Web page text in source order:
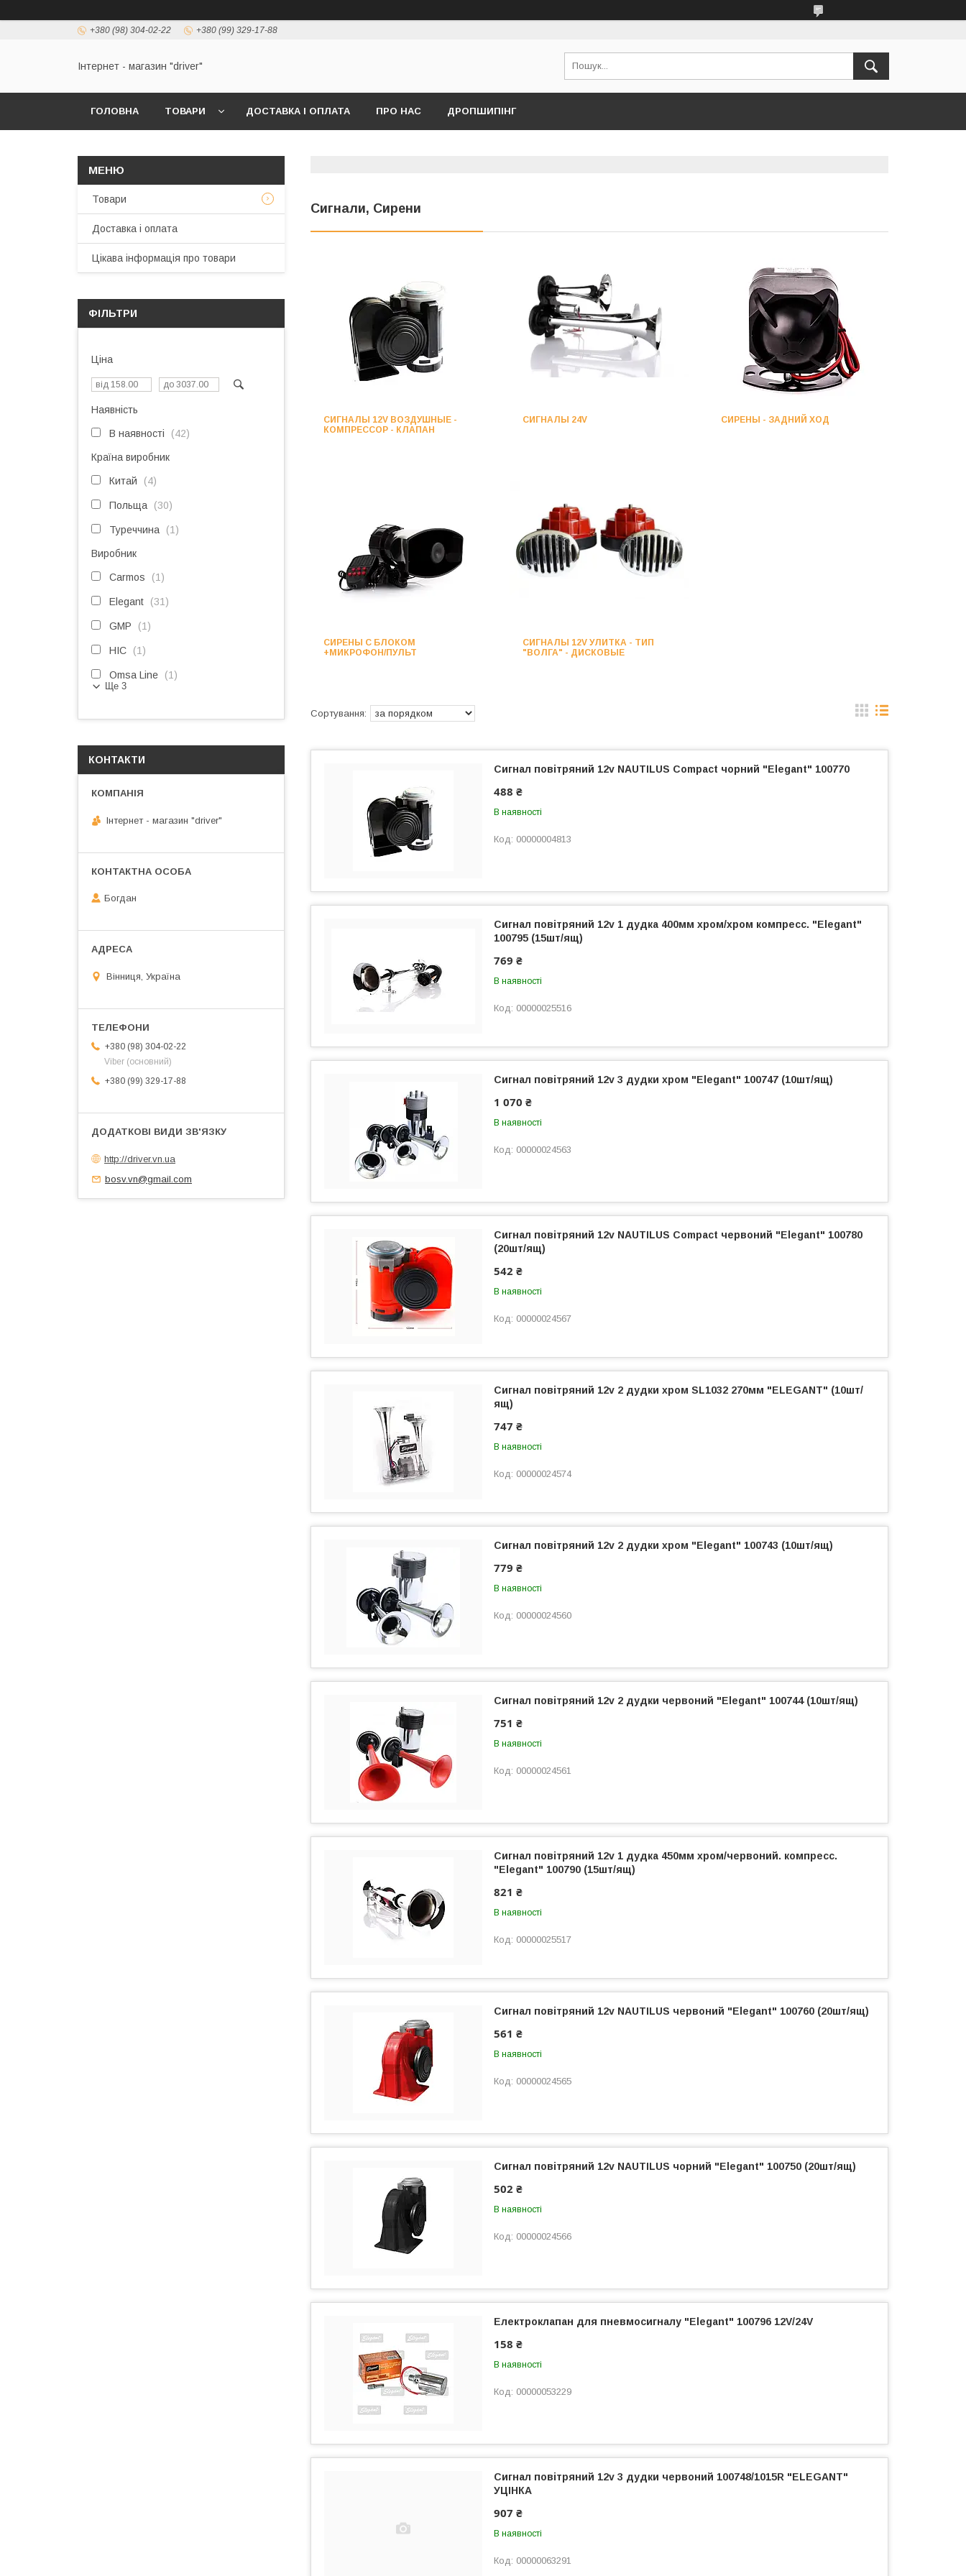
+380 (98) 304-02-22 +380 (99) 329-17-88
Інтернет - магазин "driver"
ГОЛОВНА ТОВАРИ ДОСТАВКА І ОПЛАТА ПРО НАС ДРОПШИПІНГ
Сигнали, Сирени
СИГНАЛЫ 12V ВОЗДУШНЫЕ -
КОМПРЕССОР - КЛАПАН
СИГНАЛЫ 24V СИРЕНЫ - ЗАДНИЙ ХОД
СИРЕНЫ С БЛОКОМ
+МИКРОФОН/ПУЛЬТ
СИГНАЛЫ 12V УЛИТКА - ТИП
"ВОЛГА" - ДИСКОВЫЕ
Сигнал повітряний 12v NAUTILUS Compact чорний "Elegant" 100770
488 ₴
В наявності
00000004813
Сигнал повітряний 12v 1 дудка 400мм хром/хром компресс. "Elegant"
100795 (15шт/ящ)
769 ₴
В наявності
00000025516
Сигнал повітряний 12v 3 дудки хром "Elegant" 100747 (10шт/ящ)
1 070 ₴
В наявності
00000024563
Сигнал повітряний 12v NAUTILUS Compact червоний "Elegant" 100780
(20шт/ящ)
542 ₴
В наявності
00000024567
Сигнал повітряний 12v 2 дудки хром SL1032 270мм "ELEGANT" (10шт/
ящ)
747 ₴
В наявності
00000024574
Сигнал повітряний 12v 2 дудки хром "Elegant" 100743 (10шт/ящ)
779 ₴
В наявності
00000024560
Сигнал повітряний 12v 2 дудки червоний "Elegant" 100744 (10шт/ящ)
751 ₴
В наявності
00000024561
Сигнал повітряний 12v 1 дудка 450мм хром/червоний. компресс.
"Elegant" 100790 (15шт/ящ)
821 ₴
В наявності
00000025517
Сигнал повітряний 12v NAUTILUS червоний "Elegant" 100760 (20шт/ящ)
561 ₴
В наявності
00000024565
Сигнал повітряний 12v NAUTILUS чорний "Elegant" 100750 (20шт/ящ)
502 ₴
В наявності
00000024566
Електроклапан для пневмосигналу "Elegant" 100796 12V/24V
158 ₴
В наявності
00000053229
Сигнал повітряний 12v 3 дудки червоний 100748/1015R "ELEGANT"
УЦІНКА
907 ₴
В наявності
00000063291
Товари
Доставка і оплата
Цікава інформація про товари
ФІЛЬТРИ
Ціна
Наявність
В наявності 42
Країна виробник
Китай 4
Польща 30
Туреччина 1
Виробник
Carmos 1
Elegant 31
GMP 1
HIC 1
Omsa Line 1
Ще 3
КОНТАКТИ
Інтернет - магазин "driver"
Богдан
Вінниця, Україна
+380 (98) 304-02-22
Viber (основний)
+380 (99) 329-17-88
http://driver.vn.ua
bosv.vn@gmail.com